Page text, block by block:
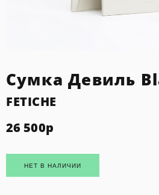
Сумка Девиль
FETICHE
26 500р
НЕТ В НАЛИЧИИ